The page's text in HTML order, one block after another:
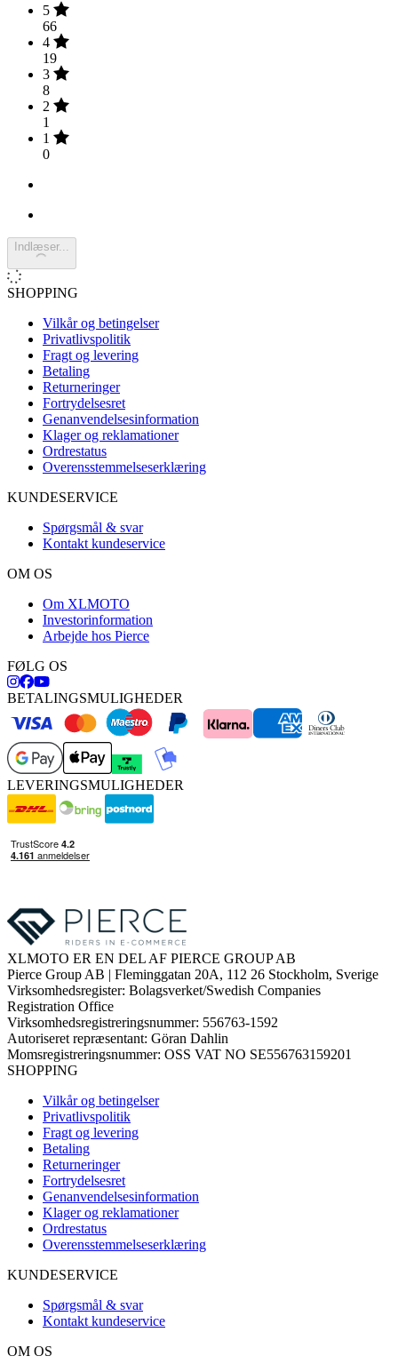
5
66
4
19
3
8
2
1
1
0
Indlæser...
SHOPPING
Vilkår og betingelser
Privatlivspolitik
Fragt og levering
Betaling
Returneringer
Fortrydelsesret
Genanvendelsesinformation
Klager og reklamationer
Ordrestatus
Overensstemmelseserklæring
KUNDESERVICE
Spørgsmål & svar
Kontakt kundeservice
OM OS
Om XLMOTO
Investorinformation
Arbejde hos Pierce
FØLG OS
BETALINGSMULIGHEDER
LEVERINGSMULIGHEDER
XLMOTO ER EN DEL AF PIERCE GROUP AB
Pierce Group AB | Fleminggatan 20A, 112 26 Stockholm, Sverige
Virksomhedsregister: Bolagsverket/Swedish Companies
Registration Office
Virksomhedsregistreringsnummer: 556763-1592
Autoriseret repræsentant: Göran Dahlin
Momsregistreringsnummer: OSS VAT NO SE556763159201
SHOPPING
Vilkår og betingelser
Privatlivspolitik
Fragt og levering
Betaling
Returneringer
Fortrydelsesret
Genanvendelsesinformation
Klager og reklamationer
Ordrestatus
Overensstemmelseserklæring
KUNDESERVICE
Spørgsmål & svar
Kontakt kundeservice
OM OS